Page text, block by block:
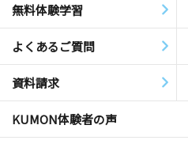
無料体験学習
よくあるご質問
資料請求
KUMON体験者の声